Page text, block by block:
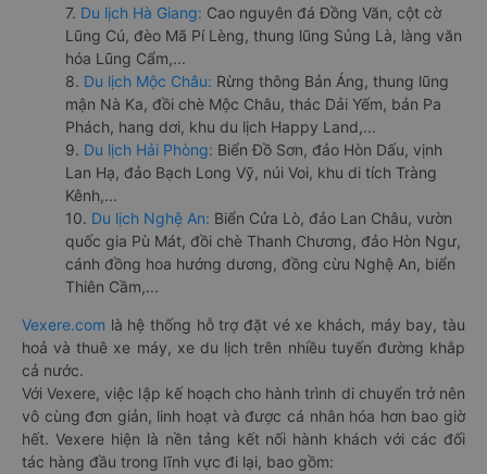
7. Du lịch Hà Giang: Cao nguyên đá Đồng Văn, cột cờ
Lũng Cú, đèo Mã Pí Lèng, thung lũng Sủng Là, làng văn
hóa Lũng Cẩm,...
8. Du lịch Mộc Châu: Rừng thông Bản Áng, thung lũng
mận Nà Ka, đồi chè Mộc Châu, thác Dải Yếm, bản Pa
Phách, hang dơi, khu du lịch Happy Land,...
9. Du lịch Hải Phòng: Biển Đồ Sơn, đảo Hòn Dấu, vịnh
Lan Hạ, đảo Bạch Long Vỹ, núi Voi, khu di tích Tràng
Kênh,...
10. Du lịch Nghệ An: Biển Cửa Lò, đảo Lan Châu, vườn
quốc gia Pù Mát, đồi chè Thanh Chương, đảo Hòn Ngư,
cánh đồng hoa hướng dương, đồng cừu Nghệ An, biển
Thiên Cầm,...
Vexere.com là hệ thống hỗ trợ đặt vé xe khách, máy bay, tàu
hoả và thuê xe máy, xe du lịch trên nhiều tuyến đường khắp
cả nước.
Với Vexere, việc lập kế hoạch cho hành trình di chuyển trở nên
vô cùng đơn giản, linh hoạt và được cá nhân hóa hơn bao giờ
hết. Vexere hiện là nền tảng kết nối hành khách với các đối
tác hàng đầu trong lĩnh vực đi lại, bao gồm: